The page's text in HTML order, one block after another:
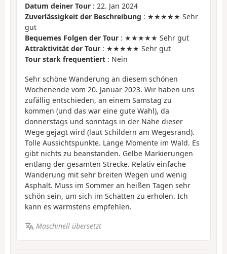
Datum deiner Tour : 22. Jan 2024
Zuverlässigkeit der Beschreibung : ★★★★★ Sehr
gut
Bequemes Folgen der Tour : ★★★★★ Sehr gut
Attraktivität der Tour : ★★★★★ Sehr gut
Tour stark frequentiert : Nein
Sehr schöne Wanderung an diesem schönen
Wochenende vom 20. Januar 2023. Wir haben uns
zufällig entschieden, an einem Samstag zu
kommen (und das war eine gute Wahl), da
donnerstags und sonntags in der Nähe dieser
Wege gejagt wird (laut Schildern am Wegesrand).
Tolle Aussichtspunkte. Lange Momente im Wald. Es
gibt nichts zu beanstanden. Gelbe Markierungen
entlang der gesamten Strecke. Relativ einfache
Wanderung mit sehr breiten Wegen und wenig
Asphalt. Muss im Sommer an heißen Tagen sehr
schön sein, um sich im Schatten zu erholen. Ich
kann es wärmstens empfehlen.
Maschinell übersetzt